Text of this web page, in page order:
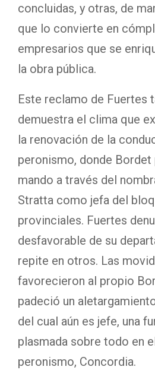
concluidas, y otras, de
que lo convierte en
empresarios que se
la obra pública.
Este reclamo de Fuertes
demuestra el clima que
la renovación de la
peronismo, donde
mando a través del
Stratta como jefa del
provinciales. Fuertes
desfavorable de su
repite en otros. Las
favorecieron al propio
padeció un
del cual aún es jefe, una
plasmada sobre todo en
peronismo, Concordia.